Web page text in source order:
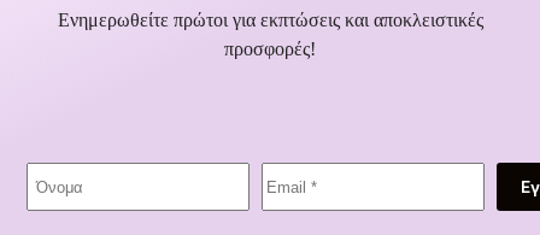
Ενημερωθείτε πρώτοι για εκπτώσεις και αποκλειστικές
προσφορές!